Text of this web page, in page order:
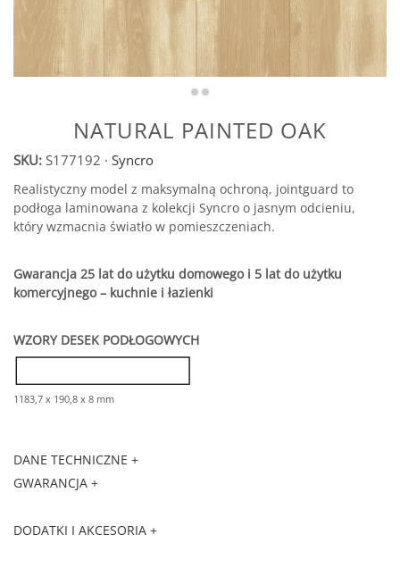
NATURAL PAINTED OAK
SKU: S177192 · Syncro
Realistyczny model z maksymalną ochroną, jointguard to
podłoga laminowana z kolekcji Syncro o jasnym odcieniu,
który wzmacnia światło w pomieszczeniach.
Gwarancja 25 lat do użytku domowego i 5 lat do użytku
komercyjnego – kuchnie i łazienki
WZORY DESEK PODŁOGOWYCH
1183,7 x 190,8 x 8 mm
DANE TECHNICZNE +
GWARANCJA +
DODATKI I AKCESORIA +